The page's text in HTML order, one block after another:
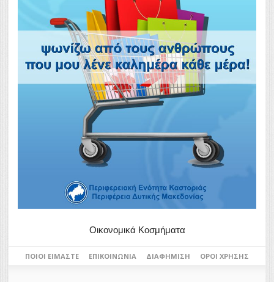
Οικονομικά Κοσμήματα
ΠΟΙΟΙ ΕΊΜΑΣΤΕ ΕΠΙΚΟΙΝΩΝΊΑ ΔΙΑΦΉΜΙΣΗ ΌΡΟΙ ΧΡΉΣΗΣ